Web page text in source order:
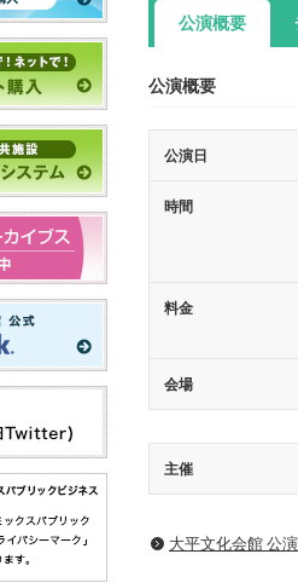
公演概要
公演概要
公演日
時間
料金
会場
主催
大平文化会館 公